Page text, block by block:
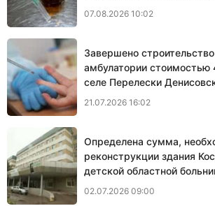
07.08.2026 10:02
Завершено
амбулатории стоимостью
селе Перелески
21.07.2026 16:02
Определена сумма,
реконструкции здания
детской областной
02.07.2026 09:00